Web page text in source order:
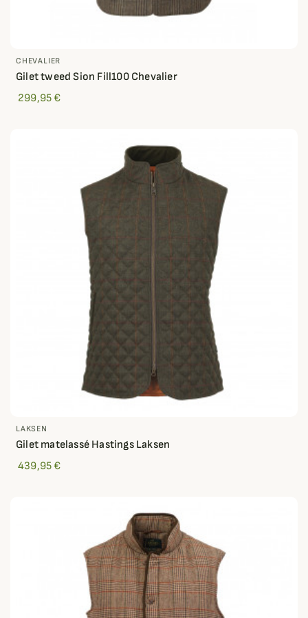
CHEVALIER
Gilet tweed Sion Fill100 Chevalier
299,95 €
LAKSEN
Gilet matelassé Hastings Laksen
439,95 €